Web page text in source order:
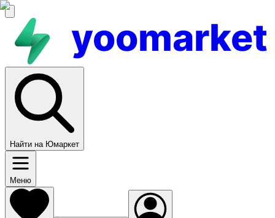
yoomarket
Найти на Юмаркет
Меню